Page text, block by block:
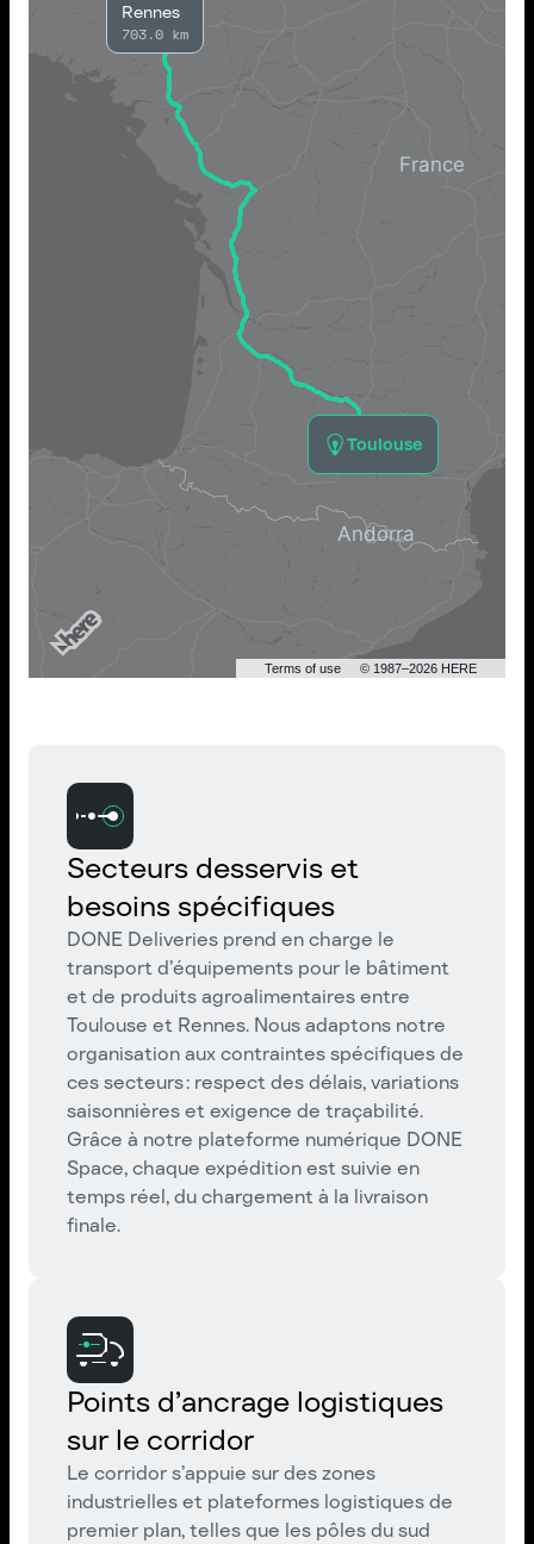
Toulouse
Rennes
703.0 km
Terms of use © 1987–2026 HERE
Secteurs desservis et
besoins spécifiques
DONE Deliveries prend en charge le
transport d’équipements pour le bâtiment
et de produits agroalimentaires entre
Toulouse et Rennes. Nous adaptons notre
organisation aux contraintes spécifiques de
ces secteurs : respect des délais, variations
saisonnières et exigence de traçabilité.
Grâce à notre plateforme numérique DONE
Space, chaque expédition est suivie en
temps réel, du chargement à la livraison
finale.
Points d’ancrage logistiques
sur le corridor
Le corridor s’appuie sur des zones
industrielles et plateformes logistiques de
premier plan, telles que les pôles du sud